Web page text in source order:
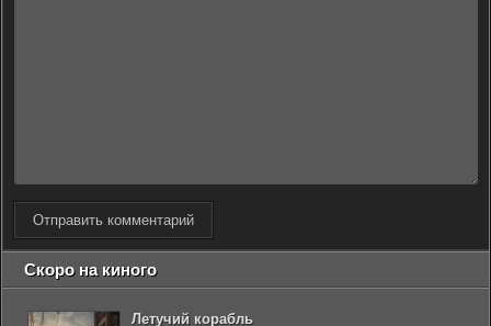
Отправить комментарий
Скоро на киного
Летучий корабль